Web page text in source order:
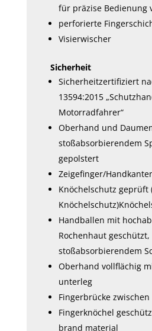
für präzise Bedienung
perforierte
Visierwischer
Sicherheit
Sicherheitzertifiziert
13594:2015
Motorradfahrer“
Oberhand und
stoßabsorbierendem
gepolstert
Zeigefinger/
Knöchelschutz
Handballen mit
Rochenhaut
stoßabsorbierendem
Oberhand vollflächig
unterleg
Fingerbrücke
Fingerknöchel
brand material